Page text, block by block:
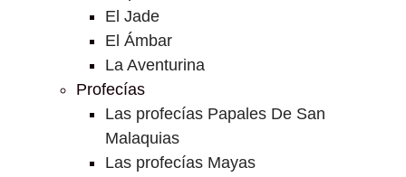
El Jade
El Ámbar
La Aventurina
Profecías
Las profecías Papales De San
Malaquias
Las profecías Mayas